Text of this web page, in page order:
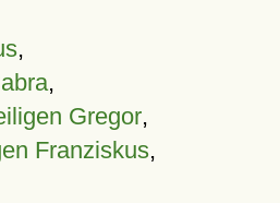
,
,
Gregor,
Franziskus,